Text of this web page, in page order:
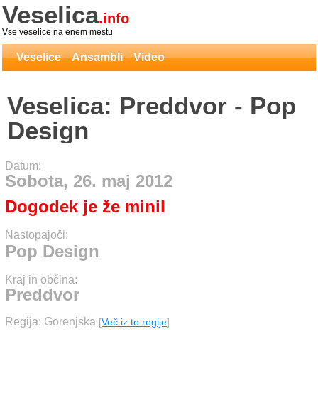
Veselica.info
Vse veselice na enem mestu
Veselice Ansambli Video
Veselica: Preddvor - Pop
Design
Datum:
Sobota, 26. maj 2012
Dogodek je že minil
Nastopajoči:
Pop Design
Kraj in občina:
Preddvor
Regija: Gorenjska [Več iz te regije]